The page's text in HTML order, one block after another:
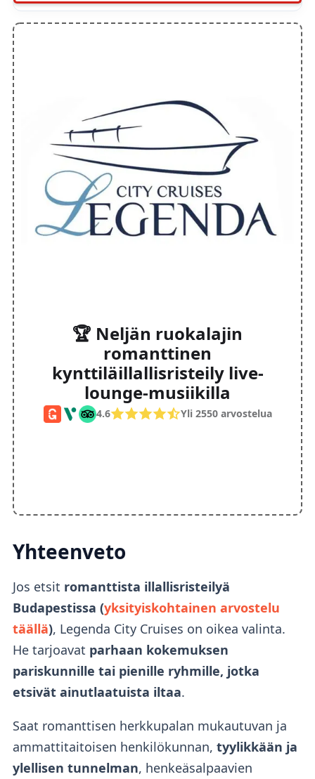
🏆 Neljän ruokalajin
romanttinen
kynttiläillallisristeily live-
lounge-musiikilla
4.6 Yli 2550 arvostelua
Yhteenveto
Jos etsit romanttista illallisristeilyä
Budapestissa (yksityiskohtainen arvostelu
täällä), Legenda City Cruises on oikea valinta.
He tarjoavat parhaan kokemuksen
pariskunnille tai pienille ryhmille, jotka
etsivät ainutlaatuista iltaa.
Saat romanttisen herkkupalan mukautuvan ja
ammattitaitoisen henkilökunnan, tyylikkään ja
ylellisen tunnelman, henkeäsalpaavien